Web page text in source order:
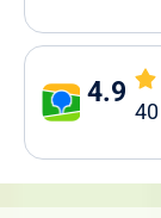
4.9
40